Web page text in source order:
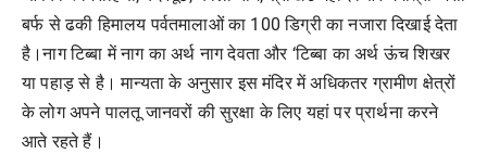
बर्फ से ढकी हिमालय पर्वतमालाओं का 100 डिग्री का नजारा दिखाई देता
है।नाग टिब्बा में नाग का अर्थ नाग देवता और ‘टिब्बा का अर्थ ऊंच शिखर
या पहाड़ से है। मान्यता के अनुसार इस मंदिर में अधिकतर ग्रामीण क्षेत्रों
के लोग अपने पालतू जानवरों की सुरक्षा के लिए यहां पर प्रार्थना करने
आते रहते हैं।